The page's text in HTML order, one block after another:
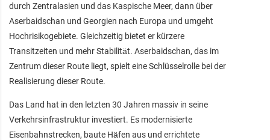
durch Zentralasien und das Kaspische Meer, dann über
Aserbaidschan und Georgien nach Europa und umgeht
Hochrisikogebiete. Gleichzeitig bietet er kürzere
Transitzeiten und mehr Stabilität. Aserbaidschan, das im
Zentrum dieser Route liegt, spielt eine Schlüsselrolle bei der
Realisierung dieser Route.
Das Land hat in den letzten 30 Jahren massiv in seine
Verkehrsinfrastruktur investiert. Es modernisierte
Eisenbahnstrecken, baute Häfen aus und errichtete